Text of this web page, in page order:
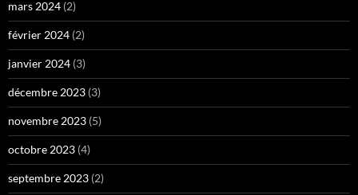
mars 2024 (2)
février 2024 (2)
janvier 2024 (3)
décembre 2023 (3)
novembre 2023 (5)
octobre 2023 (4)
septembre 2023 (2)